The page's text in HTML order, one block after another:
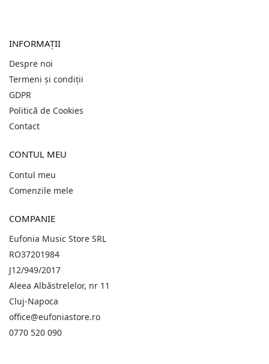
INFORMAȚII
Despre noi
Termeni și condiții
GDPR
Politică de Cookies
Contact
CONTUL MEU
Contul meu
Comenzile mele
COMPANIE
Eufonia Music Store SRL
RO37201984
J12/949/2017
Aleea Albăstrelelor, nr 11
Cluj-Napoca
office@eufoniastore.ro
0770 520 090